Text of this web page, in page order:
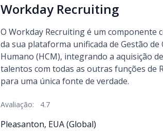
Workday Recruiting
O Workday Recruiting é um componente
da sua plataforma unificada de Gestão de
Humano (HCM), integrando a aquisição de
talentos com todas as outras funções de
para uma única fonte de verdade.
Avaliação: 4.7
Pleasanton, EUA (Global)